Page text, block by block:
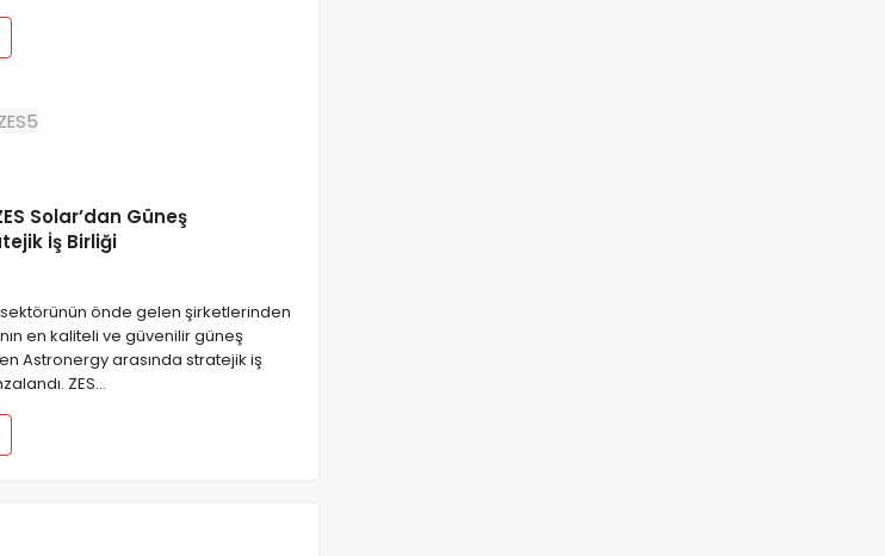
Solar’dan Güneş
İş Birliği
önde gelen şirketlerinden
en kaliteli ve güvenilir güneş
Astronergy arasında stratejik iş
ZES…